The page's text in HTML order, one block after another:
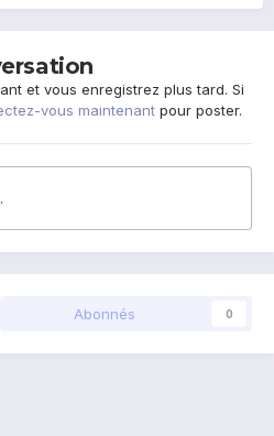
et vous enregistrez plus tard. Si
vous maintenant pour poster.
Abonnés 0